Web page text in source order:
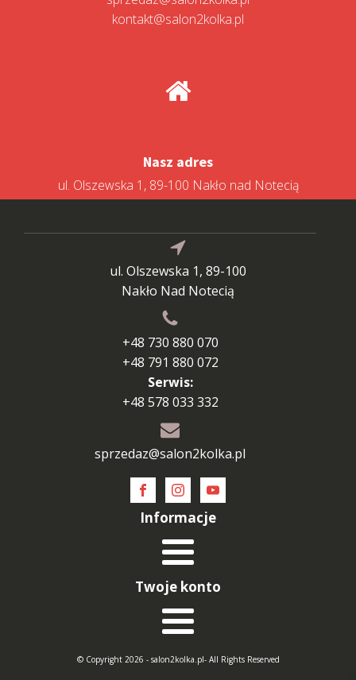
kontakt@salon2kolka.pl
Nasz adres
ul. Olszewska 1, 89-100 Nakło nad Notecią
ul. Olszewska 1, 89-100
Nakło Nad Notecią
+48 730 880 070
+48 791 880 072
Serwis:
+48 578 033 332
sprzedaz@salon2kolka.pl
Informacje
Twoje konto
© Copyright 2026 - salon2kolka.pl- All Rights Reserved